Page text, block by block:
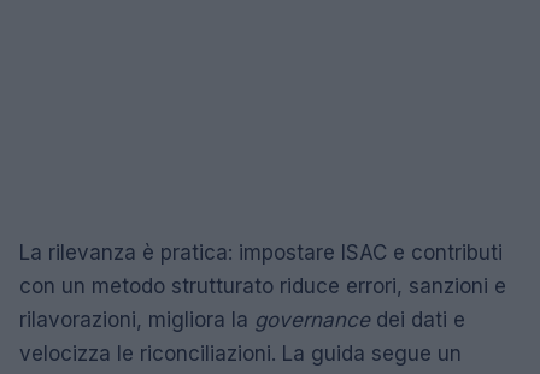
La rilevanza è pratica: impostare ISAC e contributi
con un metodo strutturato riduce errori, sanzioni e
rilavorazioni, migliora la governancedei dati e
velocizza le riconciliazioni. La guida segue un